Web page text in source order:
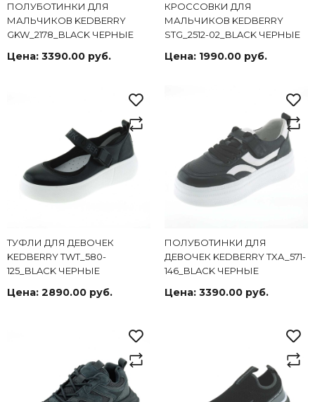
ПОЛУБОТИНКИ ДЛЯ
МАЛЬЧИКОВ KEDBERRY
GKW_2178_BLACK ЧЕРНЫЕ
Цена: 3390.00 руб.
КРОССОВКИ ДЛЯ
МАЛЬЧИКОВ KEDBERRY
STG_2512-02_BLACK ЧЕРНЫЕ
Цена: 1990.00 руб.
ТУФЛИ ДЛЯ ДЕВОЧЕК
KEDBERRY TWT_580-
125_BLACK ЧЕРНЫЕ
Цена: 2890.00 руб.
ПОЛУБОТИНКИ ДЛЯ
ДЕВОЧЕК KEDBERRY TXA_571-
146_BLACK ЧЕРНЫЕ
Цена: 3390.00 руб.